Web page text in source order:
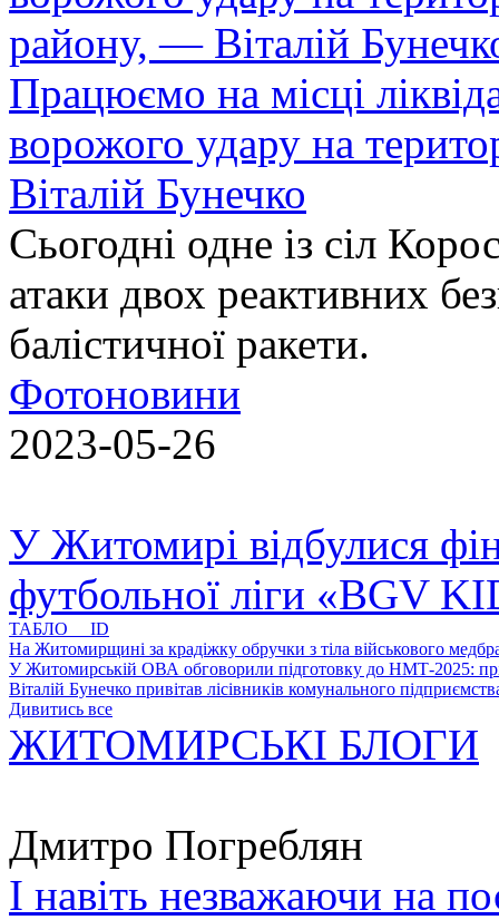
Працюємо на місці
ворожого удару на
Віталій Бунечко
Сьогодні одне із сіл
атаки двох реактивних
балістичної ракети.
Фотоновини
2023-05-26
У Житомирі відбулися
футбольної ліги «BGV
ТАБЛО ID
На Житомирщині за крадіжку обручки з тіла військового
У Житомирській ОВА обговорили підготовку до НМТ-2025:
Віталій Бунечко привітав лісівників комунального
Дивитись все
ЖИТОМИРСЬКІ БЛОГИ
Дмитро Погреблян
І навіть незважаючи на